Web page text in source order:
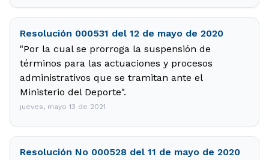
Resolución 000531 del 12 de mayo de 2020
"Por la cual se prorroga la suspensión de
términos para las actuaciones y procesos
administrativos que se tramitan ante el
Ministerio del Deporte".
jueves, mayo 13 de 2021
Resolución No 000528 del 11 de mayo de 2020